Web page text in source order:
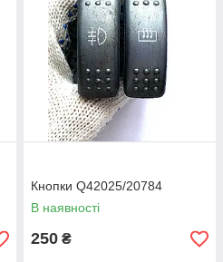
Кнопки Q42025/20784
В наявності
250 ₴